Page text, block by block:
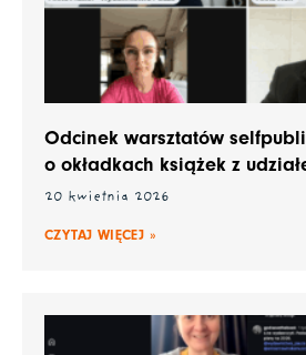
Odcinek warsztatów
o okładkach książek z
20 kwietnia 2026
CZYTAJ WIĘCEJ »